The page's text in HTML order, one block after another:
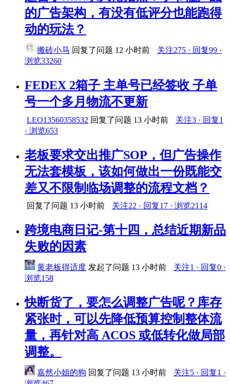
的广告架构，有没有低评分也能跑得
动的玩法？
搬砖小马 回复了问题 12 小时前
关注275 · 回复99 ·
浏览33260
FEDEX 2箱子 主单号已经签收 子单
号一个多月物流不更新
LEO13560358532 回复了问题 13 小时前
关注3 · 回复1
· 浏览653
老板要求交出推广SOP，但广告操作
无法套模板，该如何做出一份既能交
差又不限制临场调整的流程文档？
回复了问题 13 小时前 关注22 · 回复17 · 浏览2114
跨境电商日记-第十四，总结近期新品
失败的因素
黄老板得适度 发起了问题 13 小时前
关注1 · 回复0 ·
浏览158
​快断货了，要怎么调整广告呢？库存
紧张时，可以先降低预算控制整体流
量，再针对高 ACOS 或低转化做局部
调整。
嘉然小姐的狗 回复了问题 13 小时前
关注5 · 回复1 ·